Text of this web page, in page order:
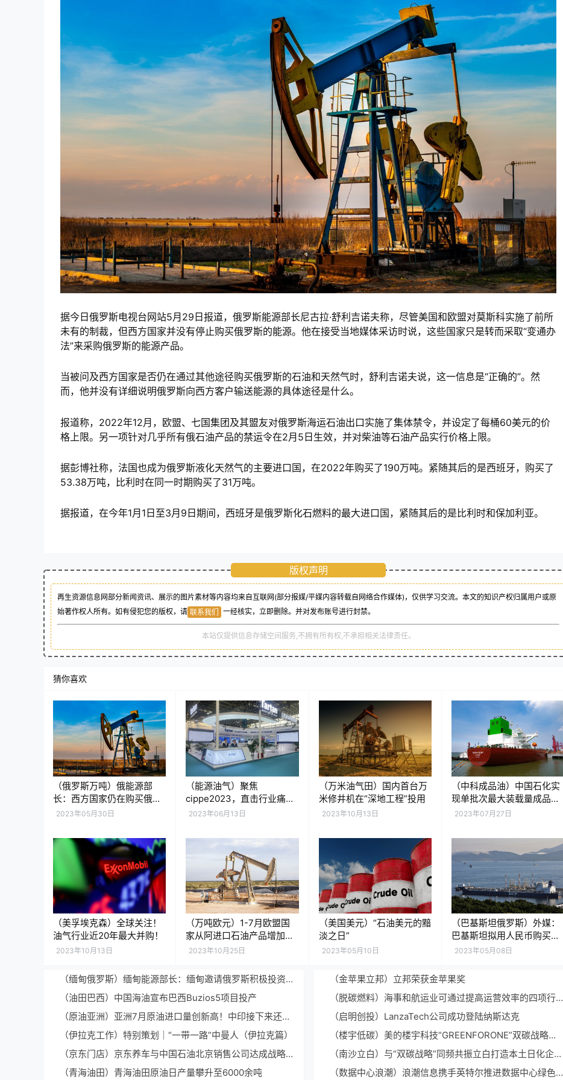
据今日俄罗斯电视台网站5月29日报道，俄罗斯能源部长尼古拉·舒利吉诺夫称，尽管美国和欧盟对莫斯科实施了前所
未有的制裁，但西方国家并没有停止购买俄罗斯的能源。他在接受当地媒体采访时说，这些国家只是转而采取“变通办
法”来采购俄罗斯的能源产品。
当被问及西方国家是否仍在通过其他途径购买俄罗斯的石油和天然气时，舒利吉诺夫说，这一信息是“正确的”。然
而，他并没有详细说明俄罗斯向西方客户输送能源的具体途径是什么。
报道称，2022年12月，欧盟、七国集团及其盟友对俄罗斯海运石油出口实施了集体禁令，并设定了每桶60美元的价
格上限。另一项针对几乎所有俄石油产品的禁运令在2月5日生效，并对柴油等石油产品实行价格上限。
据彭博社称，法国也成为俄罗斯液化天然气的主要进口国，在2022年购买了190万吨。紧随其后的是西班牙，购买了
53.38万吨，比利时在同一时期购买了31万吨。
据报道，在今年1月1日至3月9日期间，西班牙是俄罗斯化石燃料的最大进口国，紧随其后的是比利时和保加利亚。
版权声明
再生资源信息网部分新闻资讯、展示的图片素材等内容均来自互联网(部分报媒/平媒内容转载自网络合作媒体)，仅供学习交流。本文的知识产权归属用户或原
始著作权人所有。如有侵犯您的版权，请 联系我们 一经核实，立即删除。并对发布账号进行封禁。
本站仅提供信息存储空间服务,不拥有所有权,不承担相关法律责任。
猜你喜欢
（俄罗斯万吨）俄能源部
长：西方国家仍在购买俄石
油和天然气
2023年05月30日
（能源油气）聚焦
cippe2023，直击行业痛
点，达坦能源打造非常规能
2023年06月13日
（万米油气田）国内首台万
米修井机在“深地工程”投用
2023年10月13日
（中科成品油）中国石化实
现单批次最大装载量成品油
出口
2023年07月27日
（美孚埃克森）全球关注！
油气行业近20年最大并购！
2023年10月13日
（万吨欧元）1-7月欧盟国
家从阿进口石油产品增加了
285倍
2023年10月25日
（美国美元）“石油美元的黯
淡之日”
2023年05月10日
（巴基斯坦俄罗斯）外媒：
巴基斯坦拟用人民币购买俄
石油
2023年05月08日
（缅甸俄罗斯）缅甸能源部长：缅甸邀请俄罗斯积极投资开发天然气田
（油田巴西）中国海油宣布巴西Buzios5项目投产
（原油亚洲）亚洲7月原油进口量创新高！中印接下来还会继续“爆买”吗？
（伊拉克工作）特别策划｜“一带一路”中曼人（伊拉克篇）
（京东门店）京东养车与中国石油北京销售公司达成战略合作打造双品牌北京标杆门店
（青海油田）青海油田原油日产量攀升至6000余吨
（金苹果立邦）立邦荣获金苹果奖
（脱碳燃料）海事和航运业可通过提高运营效率的四项行动节省500亿美元
（启明创投）LanzaTech公司成功登陆纳斯达克
（楼宇低碳）美的楼宇科技“GREENFORONE”双碳战略发布
（南沙立白）与“双碳战略”同频共振立白打造本土日化企业首个“碳中和”工厂
（数据中心浪潮）浪潮信息携手英特尔推进数据中心绿色可持续发展